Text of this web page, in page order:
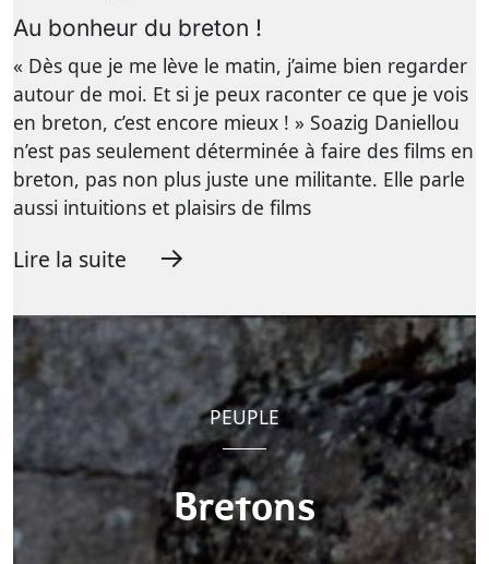
Au bonheur du breton !
« Dès que je me lève le matin, j’aime bien regarder
autour de moi. Et si je peux raconter ce que je vois
en breton, c’est encore mieux ! » Soazig Daniellou
n’est pas seulement déterminée à faire des films en
breton, pas non plus juste une militante. Elle parle
aussi intuitions et plaisirs de films
Lire la suite
PEUPLE
Bretons